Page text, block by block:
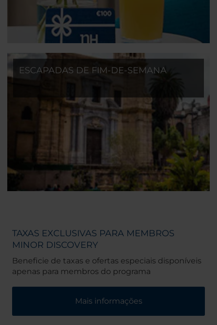
ESCAPADAS DE FIM-DE-SEMANA
TAXAS EXCLUSIVAS PARA MEMBROS
MINOR DISCOVERY
Beneficie de taxas e ofertas especiais disponíveis
apenas para membros do programa
Mais informações